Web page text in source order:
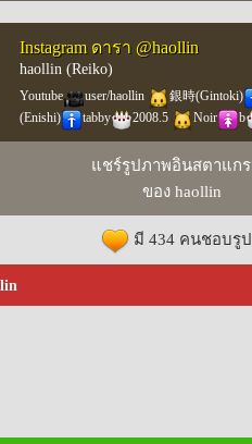
Instagram ดารา @haollin
haollin (Reiko)
Youtube user/haollin
銀時(Gintoki)
(Enishi)
tabby 2008.5 Noir b
แชร์รูปภาพอินสตาแก
ของ haollin
มี 434 คนชอบรู